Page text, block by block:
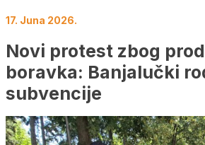
17. Juna 2026.
Novi protest zbog
boravka: Banjalučki
subvencije